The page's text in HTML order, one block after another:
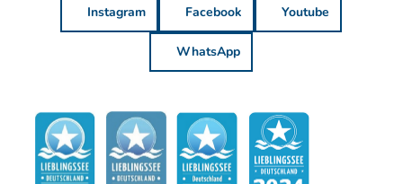
Instagram Facebook Youtube
WhatsApp